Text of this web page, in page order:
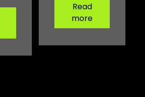
Read
more